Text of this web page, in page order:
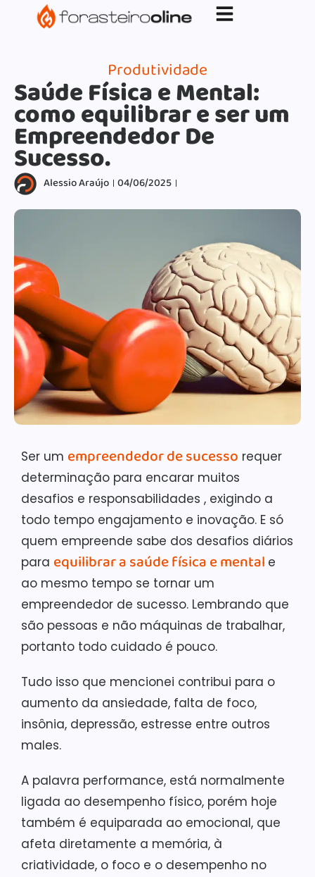
G-XVBZZCFH00pub-5970489886047746AW-
17954400846.
Produtividade
Saúde Física e Mental:
como equilibrar e ser um
Empreendedor De
Sucesso.
Alessio Araújo 04/06/2025
Ser um empreendedor de sucesso requer
determinação para encarar muitos
desafios e responsabilidades , exigindo a
todo tempo engajamento e inovação. E só
quem empreende sabe dos desafios diários
para equilibrar a saúde física e mental e
ao mesmo tempo se tornar um
empreendedor de sucesso. Lembrando que
são pessoas e não máquinas de trabalhar,
portanto todo cuidado é pouco.
Tudo isso que mencionei contribui para o
aumento da ansiedade, falta de foco,
insônia, depressão, estresse entre outros
males.
A palavra performance, está normalmente
ligada ao desempenho físico, porém hoje
também é equiparada ao emocional, que
afeta diretamente a memória, à
criatividade, o foco e o desempenho no